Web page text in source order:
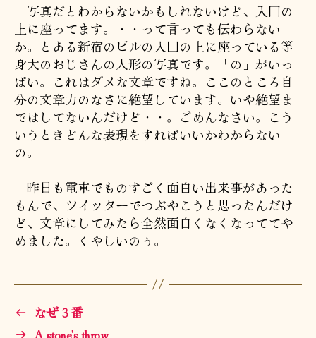
写真だとわからないかもしれないけど、入口の
上に座ってます。・・って言っても伝わらない
か。とある新宿のビルの入口の上に座っている等
身大のおじさんの人形の写真です。「の」がいっ
ぱい。これはダメな文章ですね。ここのところ自
分の文章力のなさに絶望しています。いや絶望ま
ではしてないんだけど・・。ごめんなさい。こう
いうときどんな表現をすればいいかわからない
の。
昨日も電車でものすごく面白い出来事があった
もんで、ツイッターでつぶやこうと思ったんだけ
ど、文章にしてみたら全然面白くなくなっててや
めました。くやしいのぅ。
← なぜ３番
→ A stone's throw